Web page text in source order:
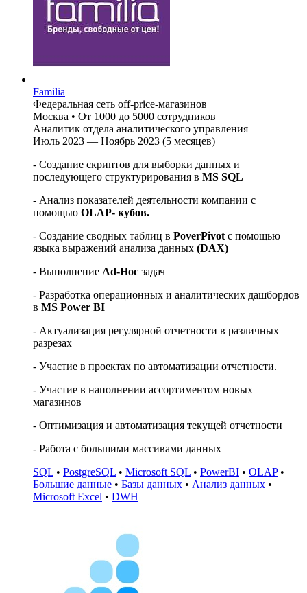
Familia
Федеральная сеть off-price-магазинов
Москва • От 1000 до 5000 сотрудников
Аналитик отдела аналитического управления
Июль 2023 — Ноябрь 2023 (5 месяцев)
- Создание скриптов для выборки данных и
последующего структурирования в MS SQL
- Анализ показателей деятельности компании с
помощью OLAP- кубов.
- Создание сводных таблиц в PoverPivot c помощью
языка выражений анализа данных (DAX)
- Выполнение Ad-Hoc задач
- Разработка операционных и аналитических дашбордов
в MS Power BI
- Актуализация регулярной отчетности в различных
разрезах
- Участие в проектах по автоматизации отчетности.
- Участие в наполнении ассортиментом новых
магазинов
- Оптимизация и автоматизация текущей отчетности
- Работа с большими массивами данных
SQL • PostgreSQL • Microsoft SQL • PowerBI • OLAP•
Большие данные • Базы данных • Анализ данных •
Microsoft Excel • DWH